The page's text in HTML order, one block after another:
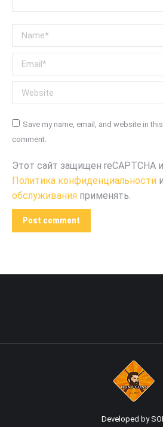
Name *
Email *
Website
Save my name, email, and website in
comment.
Этот сайт защищен reCAPTCHA
Политика конфиденциальности и
обслуживания применять.
Post comment
Developed by